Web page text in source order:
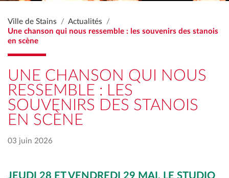
Ville de Stains
Actualités
Une chanson qui nous ressemble : les souvenirs des stanois
en scène
UNE CHANSON QUI NOUS
RESSEMBLE : LES
SOUVENIRS DES STANOIS
EN SCÈNE
03 juin 2026
JEUDI 28 ET VENDREDI 29 MAI, LE STUDIO